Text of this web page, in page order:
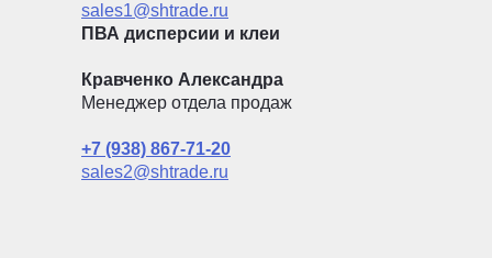
sales1@shtrade.ru
ПВА дисперсии и клеи
Кравченко Александра
Менеджер отдела продаж
+7 (938) 867-71-20
sales2@shtrade.ru